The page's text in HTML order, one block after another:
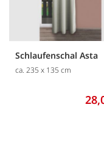
Schlaufenschal Asta
ca. 235 x 135 cm